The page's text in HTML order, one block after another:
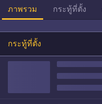
ภาพรวม กระทู้ที่ตั้ง
กระทู้ที่ตั้ง